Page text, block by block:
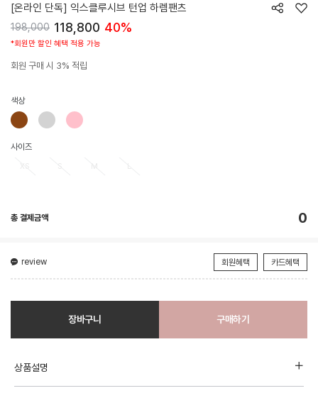
[온라인 단독] 익스클루시브 턴업 하렘팬츠
198,000 118,800 40%
*회원만 할인 혜택 적용 가능
회원 구매 시 3% 적립
색상
사이즈
총 결제금액 0
review 회원혜택 카드혜택
장바구니 구매하기
상품설명